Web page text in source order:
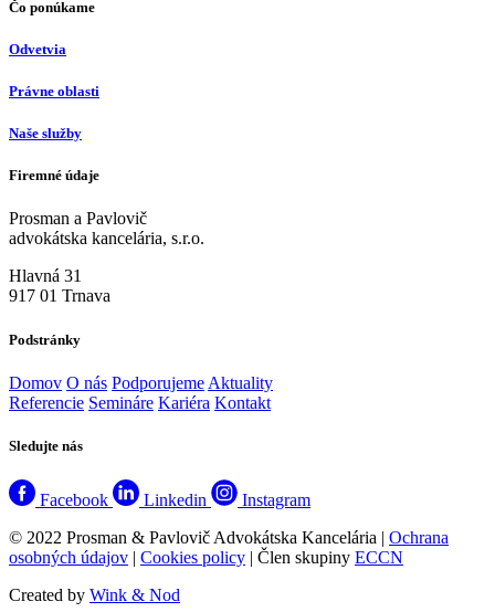
Čo ponúkame
Odvetvia
Právne oblasti
Naše služby
Firemné údaje
Prosman a Pavlovič
advokátska kancelária, s.r.o.
Hlavná 31
917 01 Trnava
Podstránky
Domov O nás Podporujeme Aktuality
Referencie Semináre Kariéra Kontakt
Sledujte nás
Facebook Linkedin
Instagram
© 2022 Prosman & Pavlovič Advokátska Kancelária | Ochrana
osobných údajov | Cookies policy | Člen skupiny ECCN
Created by Wink & Nod